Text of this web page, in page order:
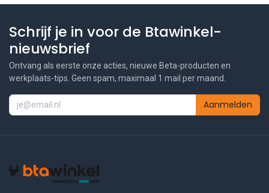
Schrijf je in voor de Btawinkel-
nieuwsbrief
Ontvang als eerste onze acties, nieuwe Beta-producten en
werkplaats-tips. Geen spam, maximaal 1 mail per maand.
Aanmelden